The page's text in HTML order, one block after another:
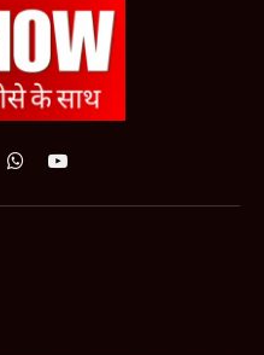
WhatsApp
YouTube